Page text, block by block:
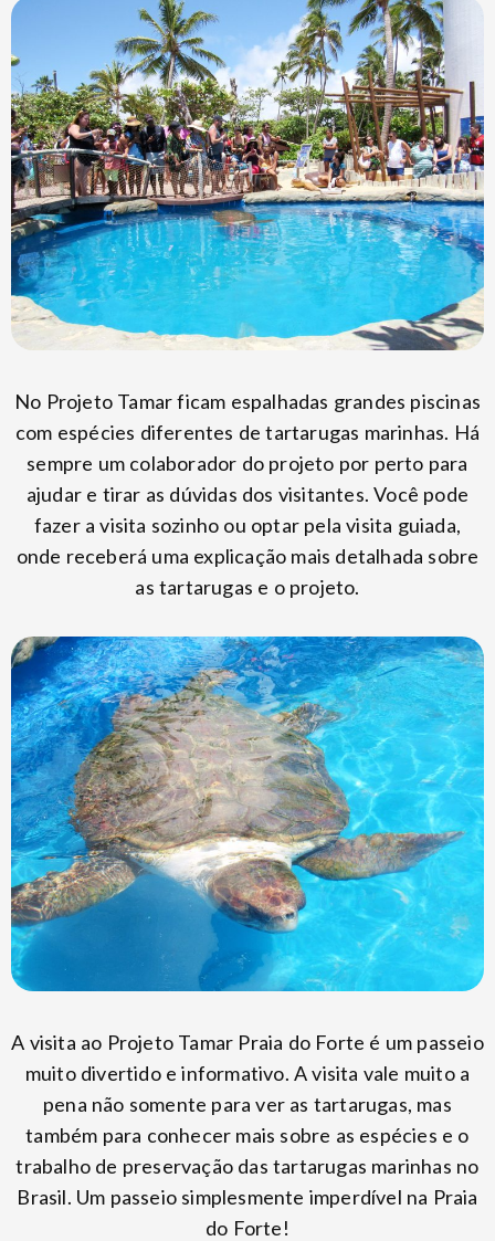
No Projeto Tamar ficam espalhadas grandes piscinas
com espécies diferentes de tartarugas marinhas. Há
sempre um colaborador do projeto por perto para
ajudar e tirar as dúvidas dos visitantes. Você pode
fazer a visita sozinho ou optar pela visita guiada,
onde receberá uma explicação mais detalhada sobre
as tartarugas e o projeto.
A visita ao Projeto Tamar Praia do Forte é um passeio
muito divertido e informativo. A visita vale muito a
pena não somente para ver as tartarugas, mas
também para conhecer mais sobre as espécies e o
trabalho de preservação das tartarugas marinhas no
Brasil. Um passeio simplesmente imperdível na Praia
do Forte!